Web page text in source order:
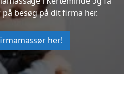
besøg på dit firma her.
her!